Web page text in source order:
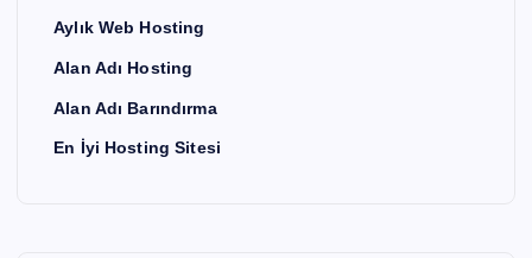
Aylık Web Hosting
Alan Adı Hosting
Alan Adı Barındırma
En İyi Hosting Sitesi